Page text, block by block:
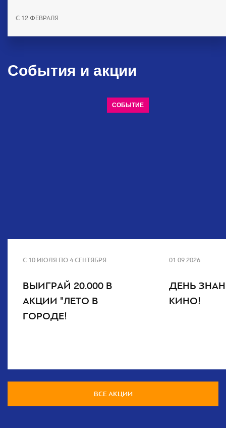
C 12 ФЕВРАЛЯ
События и акции
СОБЫТИЕ
С 10 ИЮЛЯ ПО 4 СЕНТЯБРЯ
ВЫИГРАЙ 20.000 В
АКЦИИ "ЛЕТО В
ГОРОДЕ!
01.09.2026
ДЕНЬ
КИНО!
ВСЕ АКЦИИ